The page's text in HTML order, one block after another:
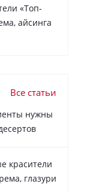
«Топ-
айсинга
Все статьи
нужны
красители
глазури